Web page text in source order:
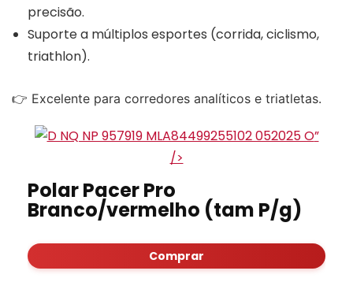
precisão.
Suporte a múltiplos esportes (corrida, ciclismo,
triathlon).
👉 Excelente para corredores analíticos e triatletas.
”
/>
Polar Pacer Pro
Branco/vermelho (tam P/g)
Comprar